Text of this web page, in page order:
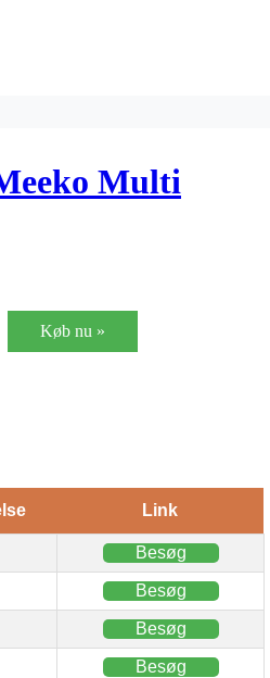
Multi
Køb nu »
Link
Besøg
Besøg
Besøg
Besøg